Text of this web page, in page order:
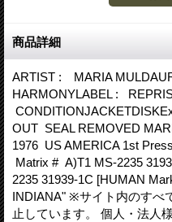
商品詳細
ARTIST : MARIA
HARMONYLABEL :
OUT SEAL REMOVED
1976 US AMERICA 1st
Matrix # A)T1 MS-2235
2235 31939-1C [HUMAN
INDIANA" ※サイト内のすべ
止しています。 個人・法人